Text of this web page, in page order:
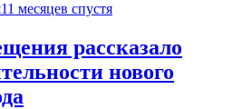
11 месяцев спустя
рассказало
нового